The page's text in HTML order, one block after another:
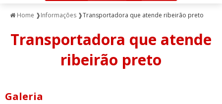
Home ❱Informações ❱Transportadora que atende ribeirão preto
Transportadora que atende
ribeirão preto
Galeria